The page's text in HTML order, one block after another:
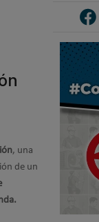
, una
de un
r